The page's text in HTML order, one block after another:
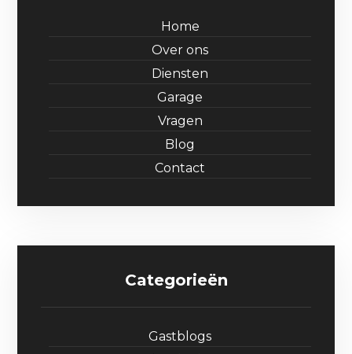
Home
Over ons
Diensten
Garage
Vragen
Blog
Contact
Categorieën
Gastblogs